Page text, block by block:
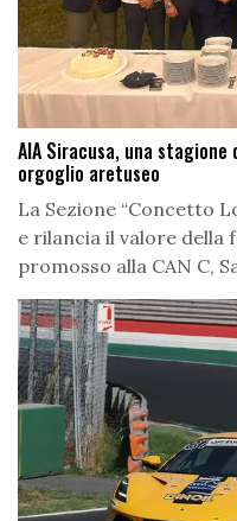
AIA Siracusa, una
orgoglio aretuseo
La Sezione “Concetto
e rilancia il valore della
promosso alla CAN C,